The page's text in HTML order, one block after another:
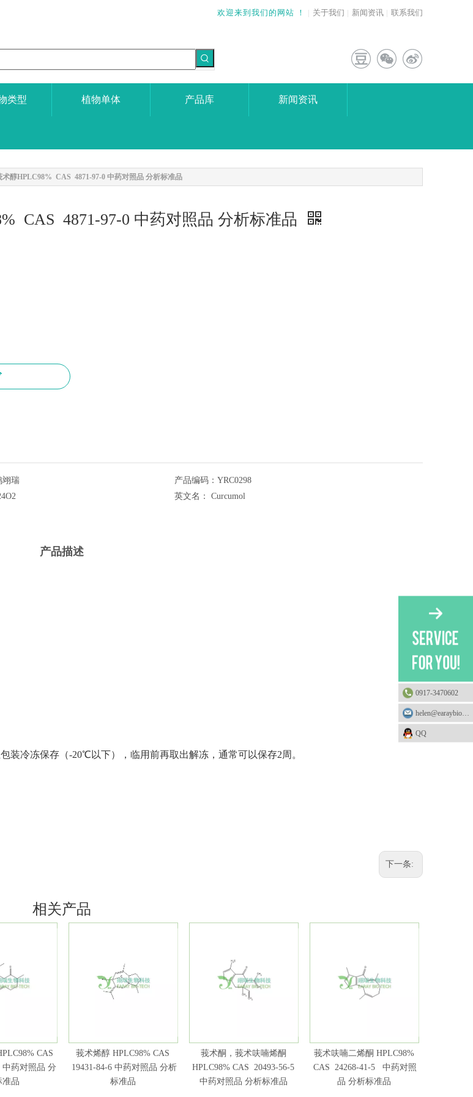
欢迎来到我们的网站 ！ | 关于我们 | 新闻资讯 | 联系我们
类型 植物单体 产品库 新闻资讯
术醇HPLC98% CAS 4871-97-0 中药对照品 分析标准品
CAS 4871-97-0 中药对照品 分析标准品
翊瑞 产品编码： YRC0298
英文名：
Curcumol
产品描述
装冷冻保存（-20℃以下），临用前再取出解冻，通常可以保存2周。
下一条:
相关产品
CAS
药对照品 分
准品
莪术烯醇 HPLC98% CAS
19431-84-6 中药对照品 分析
标准品
莪术酮，莪术呋喃烯酮
HPLC98% CAS 20493-56-5
中药对照品 分析标准品
莪术呋喃二烯酮 HPLC98%
CAS 24268-41-5 中药对照
品 分析标准品
0917-3470602
QQ